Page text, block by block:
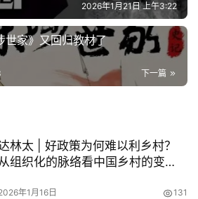
2026年1月21日 上午3:22
世家》又回归教材了
下一篇
林太 | 好政策为何难以利乡村？
组织化的脉络看中国乡村的变
年1月16日 131